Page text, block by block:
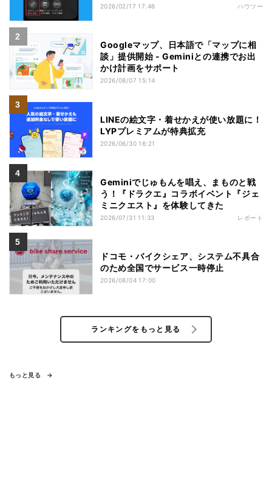
2026/02/17 17:46 ハウツー
Googleマップ、日本語で「マップに相
談」提供開始 - Geminiとの連携でお出
かけ計画をサポート
2026/08/07 15:14
LINEの絵文字・着せかえが使い放題に！
LYPプレミアムが特典拡充
2026/06/30 16:21
Geminiでじゅもんを唱え、まものと戦
う！『ドラクエ』コラボイベント『ジェ
ミニクエスト』を体験してきた
2026/07/31 11:33 レポート
ドコモ・バイクシェア、システム不具合
のため全国でサービス一時停止
2026/08/04 17:00
ランキングをもっと見る
もっと見る